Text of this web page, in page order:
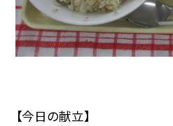
【今日の献立】